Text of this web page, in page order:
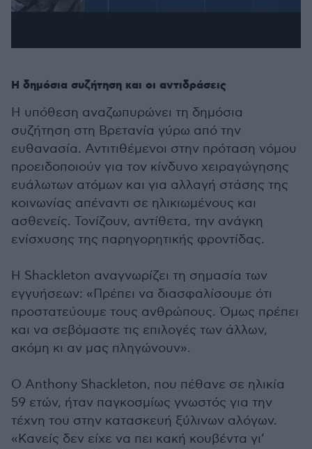
Η δημόσια συζήτηση και οι αντιδράσεις
Η υπόθεση αναζωπυρώνει τη δημόσια
συζήτηση στη Βρετανία γύρω από την
ευθανασία. Αντιτιθέμενοι στην πρόταση νόμου
προειδοποιούν για τον κίνδυνο χειραγώγησης
ευάλωτων ατόμων και για αλλαγή στάσης της
κοινωνίας απέναντι σε ηλικιωμένους και
ασθενείς. Τονίζουν, αντίθετα, την ανάγκη
ενίσχυσης της παρηγορητικής φροντίδας.
Η Shackleton αναγνωρίζει τη σημασία των
εγγυήσεων: «Πρέπει να διασφαλίσουμε ότι
προστατεύουμε τους ανθρώπους. Όμως πρέπει
και να σεβόμαστε τις επιλογές των άλλων,
ακόμη κι αν μας πληγώνουν».
Ο Anthony Shackleton, που πέθανε σε ηλικία
59 ετών, ήταν παγκοσμίως γνωστός για την
τέχνη του στην κατασκευή ξύλινων αλόγων.
«Κανείς δεν είχε να πει κακή κουβέντα γι’